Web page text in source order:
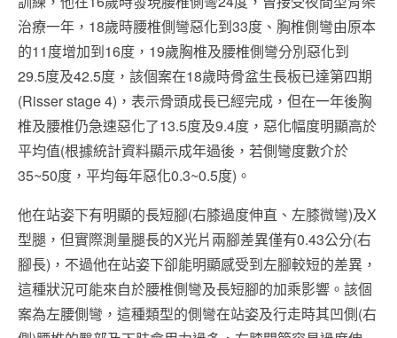
治療一年，18歲時腰椎側彎惡化到33度、胸椎側彎由原本
的11度增加到16度，19歲胸椎及腰椎側彎分別惡化到
29.5度及42.5度，該個案在18歲時骨盆生長板已達第四期
(Risser stage 4)，表示骨頭成長已經完成，但在一年後胸
椎及腰椎仍急速惡化了13.5度及9.4度，惡化幅度明顯高於
平均值(根據統計資料顯示成年過後，若側彎度數介於
35~50度，平均每年惡化0.3~0.5度)。
他在站姿下有明顯的長短腳(右膝過度伸直、左膝微彎)及X
型腿，但實際測量腿長的X光片兩腳差異僅有0.43公分(右
腳長)，不過他在站姿下卻能明顯感受到左腳較短的差異，
這種狀況可能來自於腰椎側彎及長短腳的加乘影響。該個
案為左腰側彎，這種類型的側彎在站姿及行走時其凹側(右